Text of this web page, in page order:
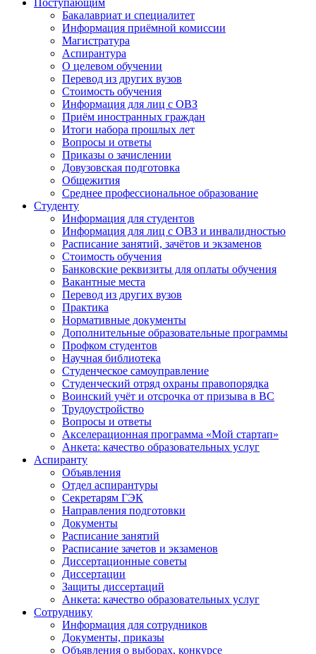
Поступающим
Бакалавриат и специалитет
Информация приёмной комиссии
Магистратура
Аспирантура
О целевом обучении
Перевод из других вузов
Стоимость обучения
Информация для лиц с ОВЗ
Приём иностранных граждан
Итоги набора прошлых лет
Вопросы и ответы
Приказы о зачислении
Довузовская подготовка
Общежития
Среднее профессиональное образование
Студенту
Информация для студентов
Информация для лиц с ОВЗ и инвалидностью
Расписание занятий, зачётов и экзаменов
Стоимость обучения
Банковские реквизиты для оплаты обучения
Вакантные места
Перевод из других вузов
Практика
Нормативные документы
Дополнительные образовательные программы
Профком студентов
Научная библиотека
Студенческое самоуправление
Студенческий отряд охраны правопорядка
Воинский учёт и отсрочка от призыва в ВС
Трудоустройство
Вопросы и ответы
Акселерационная программа «Мой стартап»
Анкета: качество образовательных услуг
Аспиранту
Объявления
Отдел аспирантуры
Секретарям ГЭК
Направления подготовки
Документы
Расписание занятий
Расписание зачетов и экзаменов
Диссертационные советы
Диссертации
Защиты диссертаций
Анкета: качество образовательных услуг
Сотруднику
Информация для сотрудников
Документы, приказы
Объявления о выборах, конкурсе